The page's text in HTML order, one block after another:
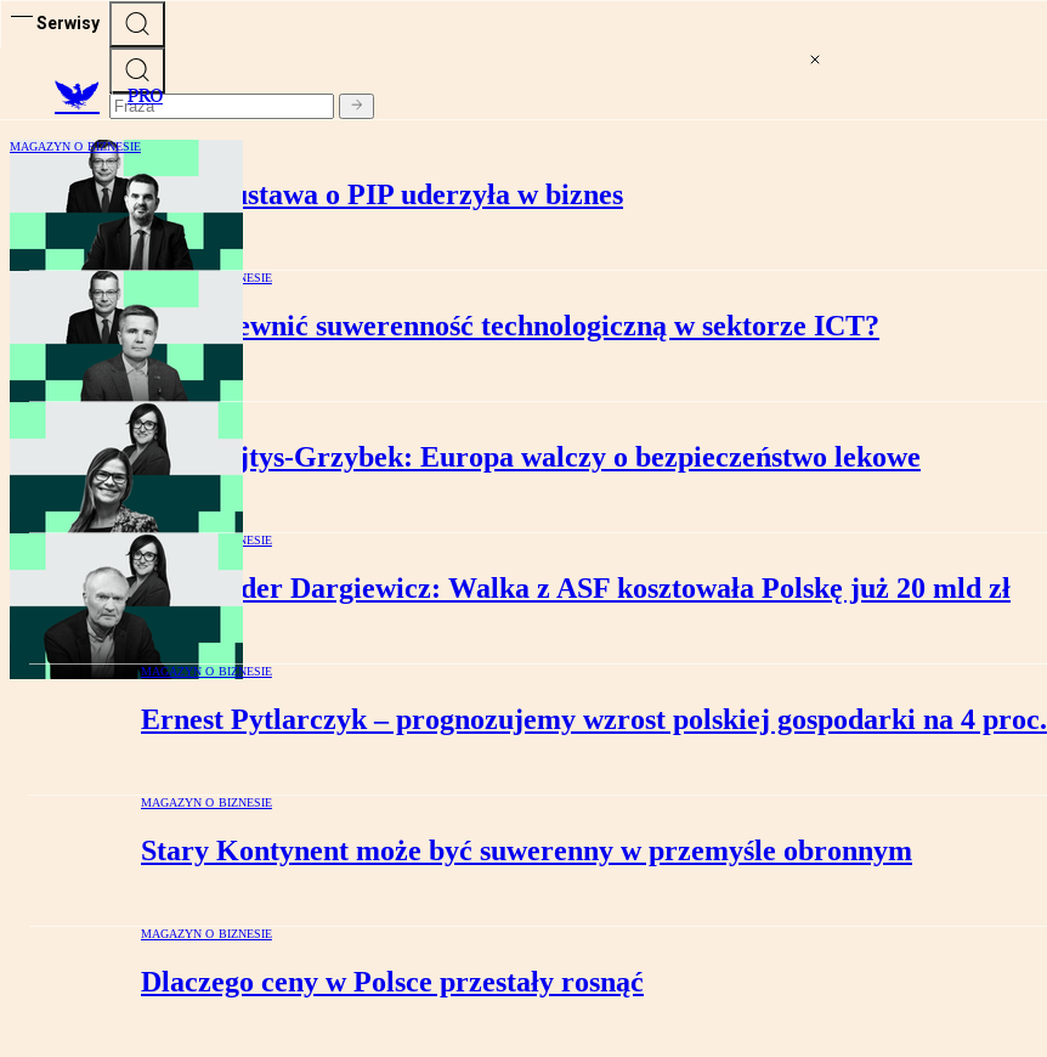
Serwisy
PRO
MAGAZYN O BIZNESIE
Nie chcemy, żeby ustawa o PIP uderzyła w biznes
MAGAZYN O BIZNESIE
Jak zapewnić suwerenność technologiczną w sektorze ICT?
PRO
Raulinajtys-Grzybek: Europa walczy o bezpieczeństwo lekowe
MAGAZYN O BIZNESIE
Aleksander Dargiewicz: Walka z ASF kosztowała Polskę już 20 mld zł
MAGAZYN O BIZNESIE
Ernest Pytlarczyk – prognozujemy wzrost polskiej gospodarki na 4 proc.
MAGAZYN O BIZNESIE
Stary Kontynent może być suwerenny w przemyśle obronnym
MAGAZYN O BIZNESIE
Dlaczego ceny w Polsce przestały rosnąć